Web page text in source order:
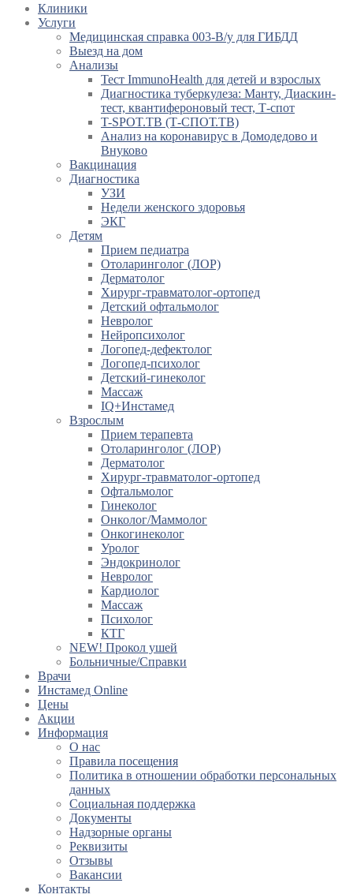
Клиники
Услуги
Медицинская справка 003-В/у для ГИБДД
Выезд на дом
Анализы
Тест ImmunoHealth для детей и взрослых
Диагностика туберкулеза: Манту, Диаскин-
тест, квантифероновый тест, Т-спот
T-SPOT.TB (Т-СПОТ.ТВ)
Анализ на коронавирус в Домодедово и
Внуково
Вакцинация
Диагностика
УЗИ
Недели женского здоровья
ЭКГ
Детям
Прием педиатра
Отоларинголог (ЛОР)
Дерматолог
Хирург-травматолог-ортопед
Детский офтальмолог
Невролог
Нейропсихолог
Логопед-дефектолог
Логопед-психолог
Детский-гинеколог
Массаж
IQ+Инстамед
Взрослым
Прием терапевта
Отоларинголог (ЛОР)
Дерматолог
Хирург-травматолог-ортопед
Офтальмолог
Гинеколог
Онколог/Маммолог
Онкогинеколог
Уролог
Эндокринолог
Невролог
Кардиолог
Массаж
Психолог
КТГ
NEW! Прокол ушей
Больничные/Справки
Врачи
Инстамед Online
Цены
Акции
Информация
О нас
Правила посещения
Политика в отношении обработки персональных
данных
Социальная поддержка
Документы
Надзорные органы
Реквизиты
Отзывы
Вакансии
Контакты